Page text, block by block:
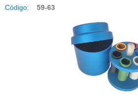
Código: 59-63